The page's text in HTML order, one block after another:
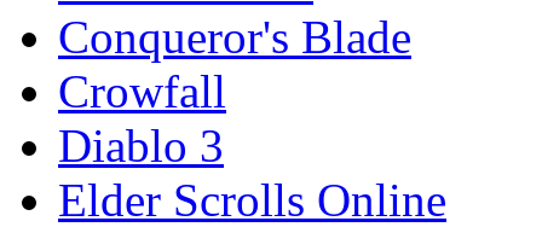
Conqueror's Blade
Crowfall
Diablo 3
Elder Scrolls Online